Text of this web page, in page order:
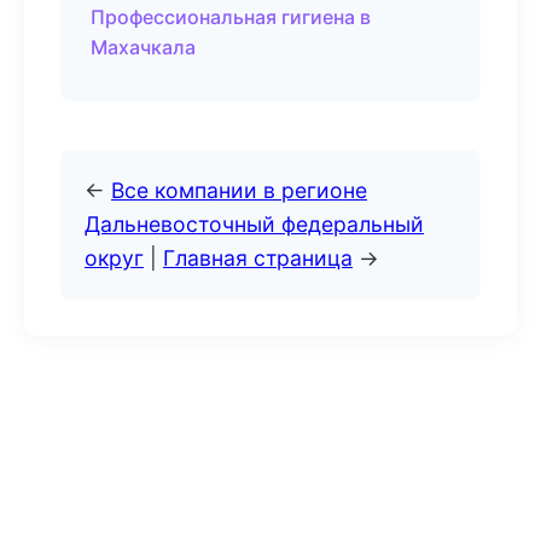
Профессиональная гигиена в
Махачкала
← Все компании в регионе
Дальневосточный федеральный
округ
Главная страница →